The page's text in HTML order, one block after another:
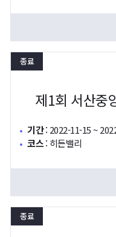
종료
제1회 서산중
기간: 2022-11-15 ~
코스: 히든밸리
종료